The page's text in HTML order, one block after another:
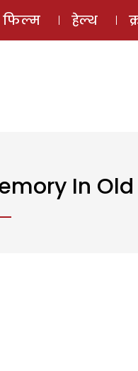
ई-मैगज़ीन
फिल्म हेल्थ
In